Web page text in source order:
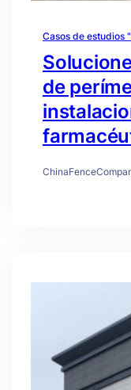
Casos de estudios
de